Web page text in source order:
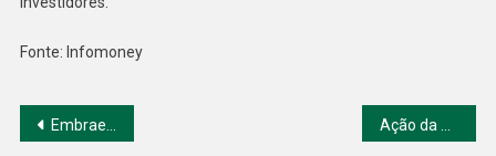
Fonte: Infomoney
Navegação
Embraer tem primeiro lucro líquido ajustado em 3 anos